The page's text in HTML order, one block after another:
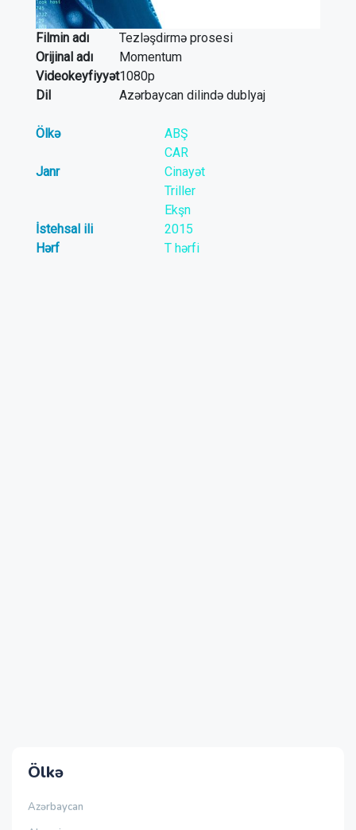
Ölkə
Azərbaycan
Filmin adı
Tezləşdirmə prosesi
Orijinal adı
Momentum
Videokeyfiyyət1080p
Dil
Azərbaycan dilində dublyaj
Ölkə
ABŞ
CAR
Janr
Cinayət
Triller
Ekşn
İstehsal ili
2015
Hərf
T hərfi